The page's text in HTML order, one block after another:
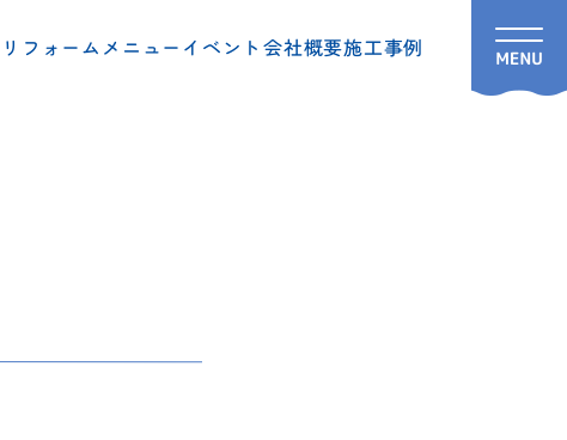
リフォームメニュー イベント 会社概要施工事例